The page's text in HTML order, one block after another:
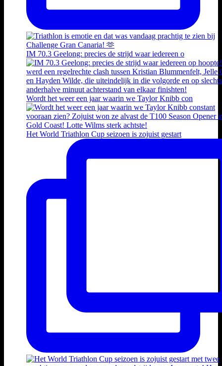
IM 70.3 Geelong: precies de strijd waar iedereen o
Wordt het weer een jaar waarin we Taylor Knibb con
Het World Triathlon Cup seizoen is zojuist gestart